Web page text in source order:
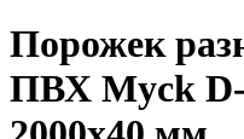
Порожек
ПВХ Myck D-